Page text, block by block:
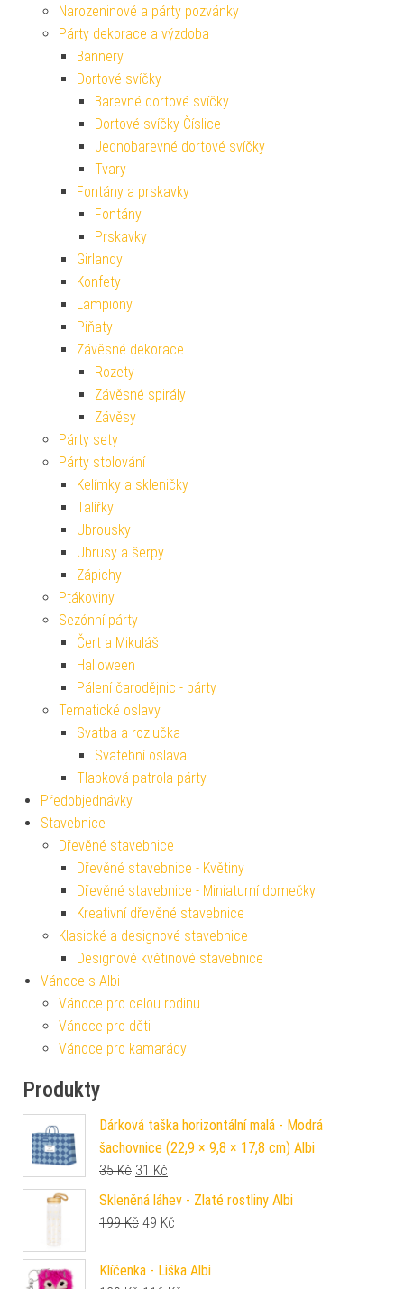
Narozeninové a párty pozvánky
Párty dekorace a výzdoba
Bannery
Dortové svíčky
Barevné dortové svíčky
Dortové svíčky Číslice
Jednobarevné dortové svíčky
Tvary
Fontány a prskavky
Fontány
Prskavky
Girlandy
Konfety
Lampiony
Piňaty
Závěsné dekorace
Rozety
Závěsné spirály
Závěsy
Párty sety
Párty stolování
Kelímky a skleničky
Talířky
Ubrousky
Ubrusy a šerpy
Zápichy
Ptákoviny
Sezónní párty
Čert a Mikuláš
Halloween
Pálení čarodějnic - párty
Tematické oslavy
Svatba a rozlučka
Svatební oslava
Tlapková patrola párty
Předobjednávky
Stavebnice
Dřevěné stavebnice
Dřevěné stavebnice - Květiny
Dřevěné stavebnice - Miniaturní domečky
Kreativní dřevěné stavebnice
Klasické a designové stavebnice
Designové květinové stavebnice
Vánoce s Albi
Vánoce pro celou rodinu
Vánoce pro děti
Vánoce pro kamarády
Produkty
Dárková taška horizontální malá - Modrá
šachovnice (22,9 × 9,8 × 17,8 cm) Albi
35Kč Původní cena byla: 35 Kč.
31 Kč
Skleněná láhev - Zlaté rostliny Albi
199Kč Původní cena byla: 199 Kč.
49 Kč
Klíčenka - Liška Albi